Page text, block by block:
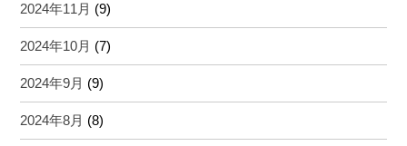
2024年11月 (9)
2024年10月 (7)
2024年9月 (9)
2024年8月 (8)